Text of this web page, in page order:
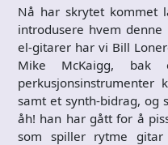
Nå har skrytet kommet
introdusere hvem
el-gitarer har vi Bill
Mike McKaigg,
perkusjonsinstrumenter
samt et synth-bidrag, og
åh! han har gått for å
som spiller rytme gitar